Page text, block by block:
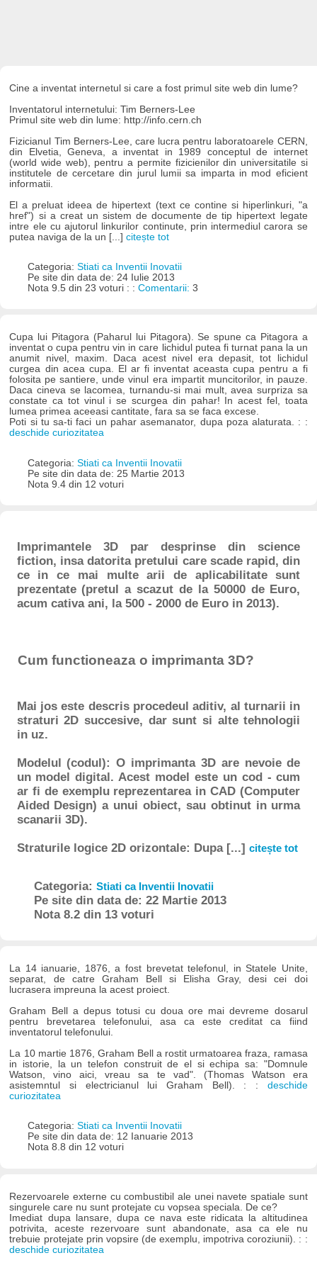
Cine a inventat internetul si care a fost primul site web din lume?
Inventatorul internetului: Tim Berners-Lee
Primul site web din lume: http://info.cern.ch
Fizicianul Tim Berners-Lee, care lucra pentru laboratoarele CERN,
din Elvetia, Geneva, a inventat in 1989 conceptul de internet
(world wide web), pentru a permite fizicienilor din universitatile si
institutele de cercetare din jurul lumii sa imparta in mod eficient
informatii.
El a preluat ideea de hipertext (text ce contine si hiperlinkuri, "a
href") si a creat un sistem de documente de tip hipertext legate
intre ele cu ajutorul linkurilor continute, prin intermediul carora se
putea naviga de la un [...]citește tot
Categoria: Stiati ca Inventii Inovatii
Pe site din data de: 24 Iulie 2013
Nota 9.5 din 23 voturi : : Comentarii: 3
Cupa lui Pitagora (Paharul lui Pitagora). Se spune ca Pitagora a
inventat o cupa pentru vin in care lichidul putea fi turnat pana la un
anumit nivel, maxim. Daca acest nivel era depasit, tot lichidul
curgea din acea cupa. El ar fi inventat aceasta cupa pentru a fi
folosita pe santiere, unde vinul era impartit muncitorilor, in pauze.
Daca cineva se lacomea, turnandu-si mai mult, avea surpriza sa
constate ca tot vinul i se scurgea din pahar! In acest fel, toata
lumea primea aceeasi cantitate, fara sa se faca excese.
Poti si tu sa-ti faci un pahar asemanator, dupa poza alaturata. : :
deschide curiozitatea
Categoria: Stiati ca Inventii Inovatii
Pe site din data de: 25 Martie 2013
Nota 9.4 din 12 voturi
Imprimantele 3D par desprinse din science
fiction, insa datorita pretului care scade rapid, din
ce in ce mai multe arii de aplicabilitate sunt
prezentate (pretul a scazut de la 50000 de Euro,
acum cativa ani, la 500 - 2000 de Euro in 2013).
Cum functioneaza o imprimanta 3D?
Mai jos este descris procedeul aditiv, al turnarii in
straturi 2D succesive, dar sunt si alte tehnologii
in uz.
Modelul (codul): O imprimanta 3D are nevoie de
un model digital. Acest model este un cod - cum
ar fi de exemplu reprezentarea in CAD (Computer
Aided Design) a unui obiect, sau obtinut in urma
scanarii 3D).
Straturile logice 2D orizontale: Dupa [...] citește tot
Categoria: Stiati ca Inventii Inovatii
Pe site din data de: 22 Martie 2013
Nota 8.2 din 13 voturi
La 14 ianuarie, 1876, a fost brevetat telefonul, in Statele Unite,
separat, de catre Graham Bell si Elisha Gray, desi cei doi
lucrasera impreuna la acest proiect.
Graham Bell a depus totusi cu doua ore mai devreme dosarul
pentru brevetarea telefonului, asa ca este creditat ca fiind
inventatorul telefonului.
La 10 martie 1876, Graham Bell a rostit urmatoarea fraza, ramasa
in istorie, la un telefon construit de el si echipa sa: "Domnule
Watson, vino aici, vreau sa te vad". (Thomas Watson era
asistemntul si electricianul lui Graham Bell). : : deschide
curiozitatea
Categoria: Stiati ca Inventii Inovatii
Pe site din data de: 12 Ianuarie 2013
Nota 8.8 din 12 voturi
Rezervoarele externe cu combustibil ale unei navete spatiale sunt
singurele care nu sunt protejate cu vopsea speciala. De ce?
Imediat dupa lansare, dupa ce nava este ridicata la altitudinea
potrivita, aceste rezervoare sunt abandonate, asa ca ele nu
trebuie protejate prin vopsire (de exemplu, impotriva coroziunii). : :
deschide curiozitatea